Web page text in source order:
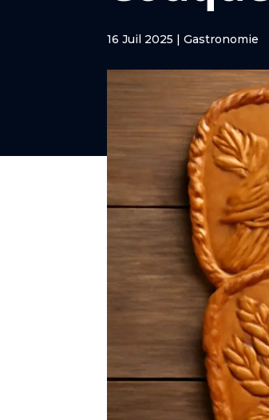
16 Juil 2025 |Gastronomie